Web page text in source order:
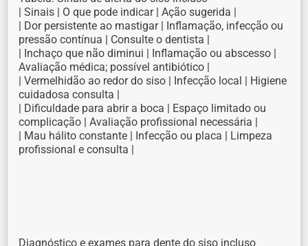
| Sinais | O que pode indicar | Ação sugerida |
| Dor persistente ao mastigar | Inflamação, infecção ou
pressão contínua | Consulte o dentista |
| Inchaço que não diminui | Inflamação ou abscesso |
Avaliação médica; possível antibiótico |
| Vermelhidão ao redor do siso | Infecção local | Higiene
cuidadosa consulta |
| Dificuldade para abrir a boca | Espaço limitado ou
complicação | Avaliação profissional necessária |
| Mau hálito constante | Infecção ou placa | Limpeza
profissional e consulta |
Diagnóstico e exames para dente do siso incluso